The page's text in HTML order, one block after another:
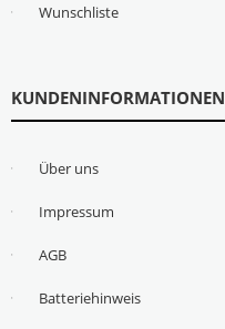
Wunschliste
KUNDENINFORMATIONEN
Über uns
Impressum
AGB
Batteriehinweis